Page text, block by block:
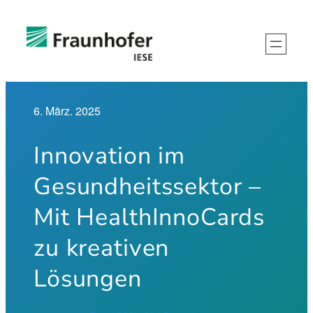
Inhalt
springen
6. März. 2025
Innovation im
Gesundheitssektor –
Mit HealthInnoCards
zu kreativen
Lösungen